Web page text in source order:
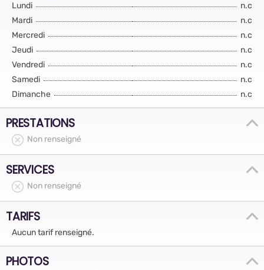
Lundi
n.c
Mardi
n.c
Mercredi
n.c
Jeudi
n.c
Vendredi
n.c
Samedi
n.c
Dimanche
n.c
PRESTATIONS
Non renseigné
SERVICES
Non renseigné
TARIFS
Aucun tarif renseigné.
PHOTOS